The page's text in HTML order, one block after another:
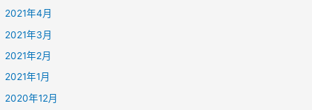
2021年4月
2021年3月
2021年2月
2021年1月
2020年12月